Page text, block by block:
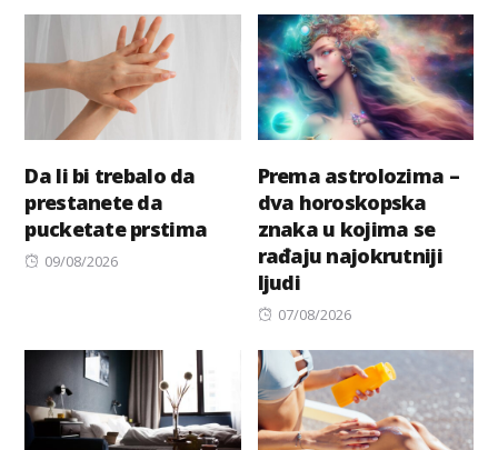
Da li bi trebalo da
prestanete da
pucketate prstima
Posted
09/08/2026
Prema astrolozima –
dva horoskopska
znaka u kojima se
rađaju najokrutniji
ljudi
Posted
07/08/2026